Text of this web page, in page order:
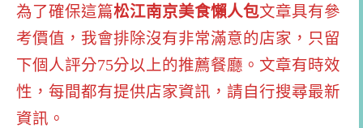
為了確保這篇松江南京美食懶人包文章具有參
考價值，我會排除沒有非常滿意的店家，只留
下個人評分75分以上的推薦餐廳。文章有時效
性，每間都有提供店家資訊，請自行搜尋最新
資訊。